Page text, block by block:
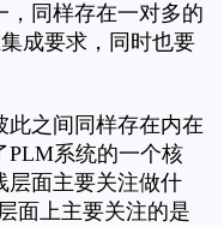
，同样存在一对多的
成要求，同时也要
此之间同样存在内在
PLM系统的一个核
层面主要关注做什
面上主要关注的是